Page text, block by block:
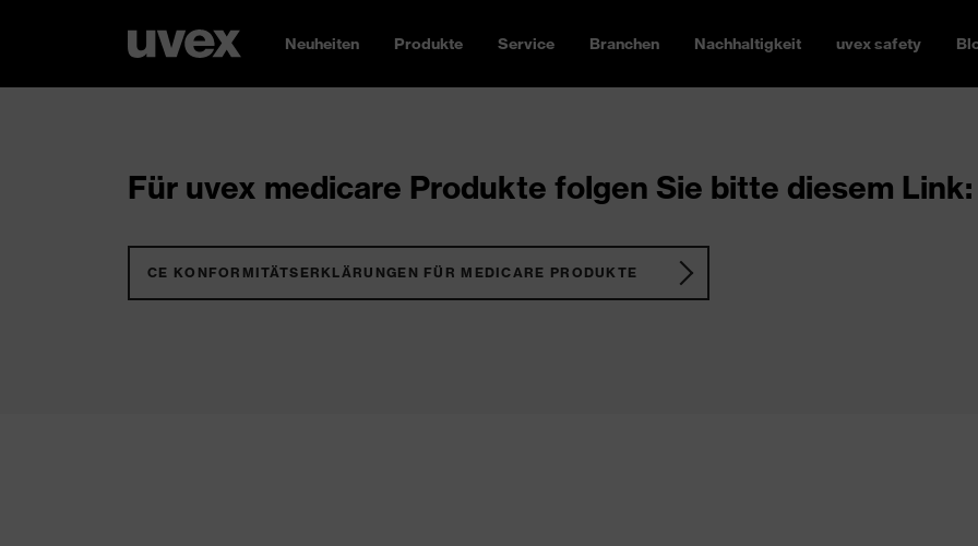
Neuheiten Produkte Service Branchen Nachhaltigkeit uvex safety
Für uvex medicare Produkte folgen Sie bitte diesem Link:
CE KONFORMITÄTSERKLÄRUNGEN FÜR MEDICARE PRODUKTE